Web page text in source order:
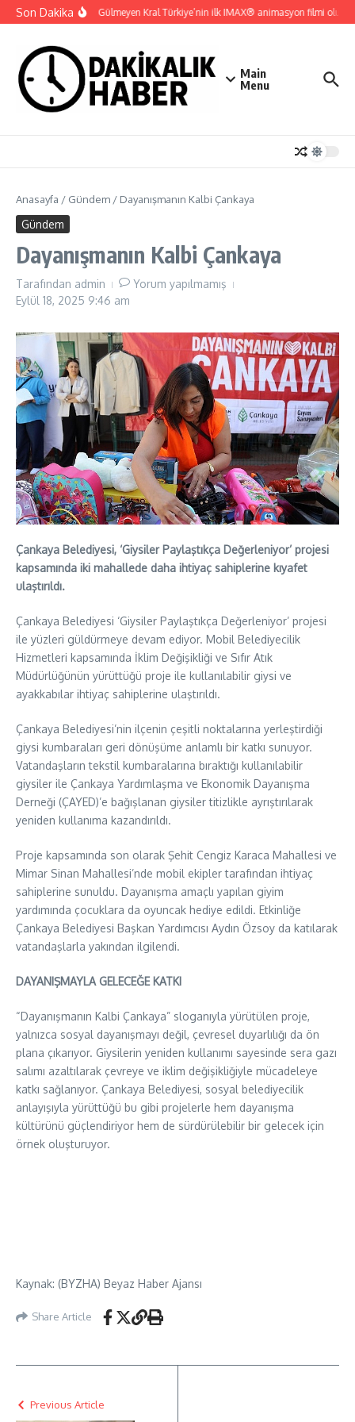
İçeriğe atla
Son DakikaGupi ve Gülmeyen Kral Türkiye’nin ilk IMAX® animasyon filmi oluyor
Main
Menu
Anasayfa / Gündem / Dayanışmanın Kalbi Çankaya
Gündem
Dayanışmanın Kalbi Çankaya
Tarafından admin
Yorum yapılmamış
Eylül 18, 2025 9:46 am
Çankaya Belediyesi, ‘Giysiler Paylaştıkça Değerleniyor’ projesi
kapsamında iki mahallede daha ihtiyaç sahiplerine kıyafet
ulaştırıldı.
Çankaya Belediyesi ‘Giysiler Paylaştıkça Değerleniyor’ projesi
ile yüzleri güldürmeye devam ediyor. Mobil Belediyecilik
Hizmetleri kapsamında İklim Değişikliği ve Sıfır Atık
Müdürlüğünün yürüttüğü proje ile kullanılabilir giysi ve
ayakkabılar ihtiyaç sahiplerine ulaştırıldı.
Çankaya Belediyesi’nin ilçenin çeşitli noktalarına yerleştirdiği
giysi kumbaraları geri dönüşüme anlamlı bir katkı sunuyor.
Vatandaşların tekstil kumbaralarına bıraktığı kullanılabilir
giysiler ile Çankaya Yardımlaşma ve Ekonomik Dayanışma
Derneği (ÇAYED)’e bağışlanan giysiler titizlikle ayrıştırılarak
yeniden kullanıma kazandırıldı.
Proje kapsamında son olarak Şehit Cengiz Karaca Mahallesi ve
Mimar Sinan Mahallesi’nde mobil ekipler tarafından ihtiyaç
sahiplerine sunuldu. Dayanışma amaçlı yapılan giyim
yardımında çocuklara da oyuncak hediye edildi. Etkinliğe
Çankaya Belediyesi Başkan Yardımcısı Aydın Özsoy da katılarak
vatandaşlarla yakından ilgilendi.
DAYANIŞMAYLA GELECEĞE KATKI
“Dayanışmanın Kalbi Çankaya” sloganıyla yürütülen proje,
yalnızca sosyal dayanışmayı değil, çevresel duyarlılığı da ön
plana çıkarıyor. Giysilerin yeniden kullanımı sayesinde sera gazı
salımı azaltılarak çevreye ve iklim değişikliğiyle mücadeleye
katkı sağlanıyor. Çankaya Belediyesi, sosyal belediyecilik
anlayışıyla yürüttüğü bu gibi projelerle hem dayanışma
kültürünü güçlendiriyor hem de sürdürülebilir bir gelecek için
örnek oluşturuyor.
Kaynak: (BYZHA) Beyaz Haber Ajansı
Share Article
Previous Article